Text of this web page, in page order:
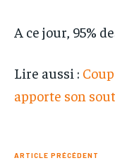
A ce jour, 95%
Lire aussi :
apporte son
ARTICLE PRÉCÉDENT